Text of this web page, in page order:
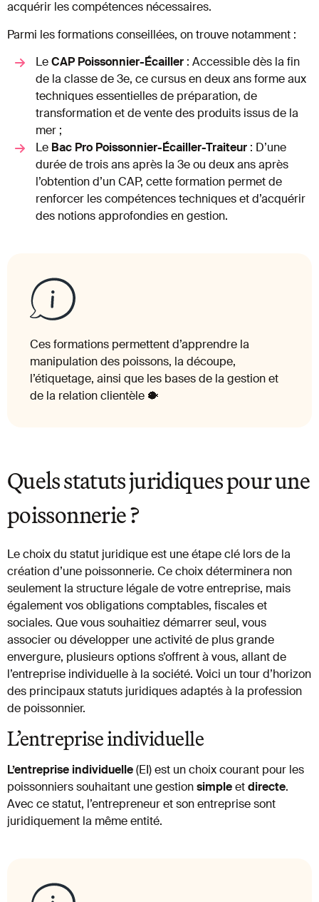
acquérir les compétences nécessaires.
Parmi les formations conseillées, on trouve notamment :
LeCAP Poissonnier-Écailler : Accessible dès la fin
de la classe de 3e, ce cursus en deux ans forme aux
techniques essentielles de préparation, de
transformation et de vente des produits issus de la
mer ;
Le Bac Pro Poissonnier-Écailler-Traiteur : D’une
durée de trois ans après la 3e ou deux ans après
l’obtention d’un CAP, cette formation permet de
renforcer les compétences techniques et d’acquérir
des notions approfondies en gestion.
Ces formations permettent d’apprendre la
manipulation des poissons, la découpe,
l’étiquetage, ainsi que les bases de la gestion et
de la relation clientèle 🐡
Quels statuts juridiques pour une
poissonnerie ?
Le choix du statut juridique est une étape clé lors de la
création d’une poissonnerie. Ce choix déterminera non
seulement la structure légale de votre entreprise, mais
également vos obligations comptables, fiscales et
sociales. Que vous souhaitiez démarrer seul, vous
associer ou développer une activité de plus grande
envergure, plusieurs options s’offrent à vous, allant de
l’entreprise individuelle à la société. Voici un tour d’horizon
des principaux statuts juridiques adaptés à la profession
de poissonnier.
L’entreprise individuelle
L’entreprise individuelle(EI) est un choix courant pour les
poissonniers souhaitant une gestionsimpleetdirecte.
Avec ce statut, l’entrepreneur et son entreprise sont
juridiquement la même entité.